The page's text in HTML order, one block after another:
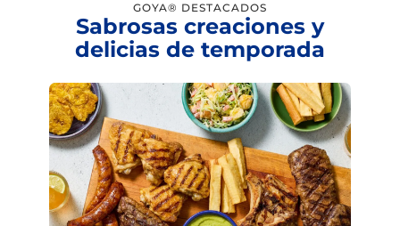
GOYA® DESTACADOS
Sabrosas creaciones y
delicias de temporada